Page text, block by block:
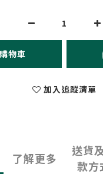
物車
加入追蹤清單
了解更多
送貨
款方